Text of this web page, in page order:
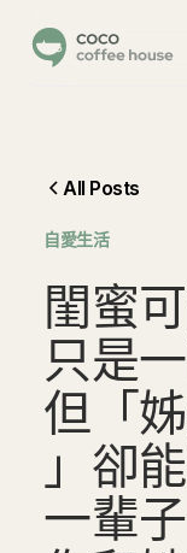
All Posts
自愛生活
閨蜜可
只是一
但 「姊
」 卻能
一輩子